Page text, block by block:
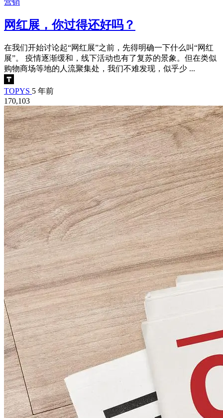
网红展，你过得还好吗？
在我们开始讨论起“网红展”之前，先得明确一下什么叫“网红
展”。 疫情逐渐缓和，线下活动也有了复苏的景象。但在类似
购物商场等地的人流聚集处，我们不难发现，似乎少 ...
TOPYS 5 年前
170,103